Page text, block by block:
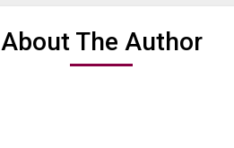
About The Author